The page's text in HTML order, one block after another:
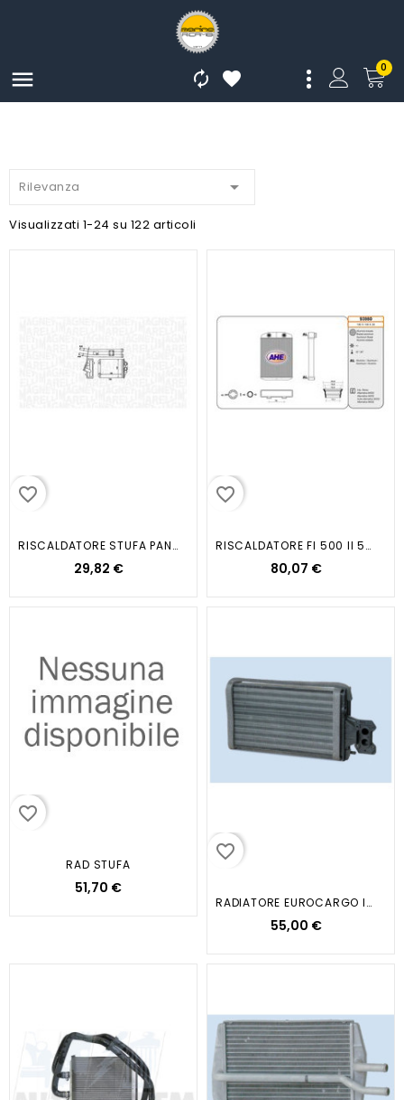
 0


Rilevanza 
Visualizzati 1-24 su 122 articoli
favorite_border
RISCALDATORE STUFA PANDA / 500 1...
29,82 €
favorite_border
RISCALDATORE FI 500 II 500C -...
80,07 €
favorite_border
RAD STUFA
51,70 €
favorite_border
RADIATORE EUROCARGO IN ALLUMINIO...
55,00 €